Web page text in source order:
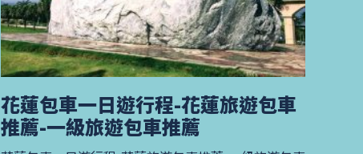
花蓮包車一日遊行程-花蓮旅遊包車
推薦-一級旅遊包車推薦